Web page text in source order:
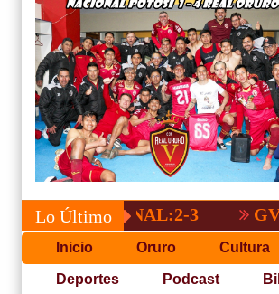
Lo Último
NACIONAL:2-3 GV-SAN
Inicio Oruro Cultura
Deportes Podcast